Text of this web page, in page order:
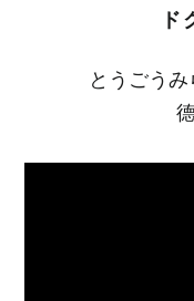
ド
とうごう